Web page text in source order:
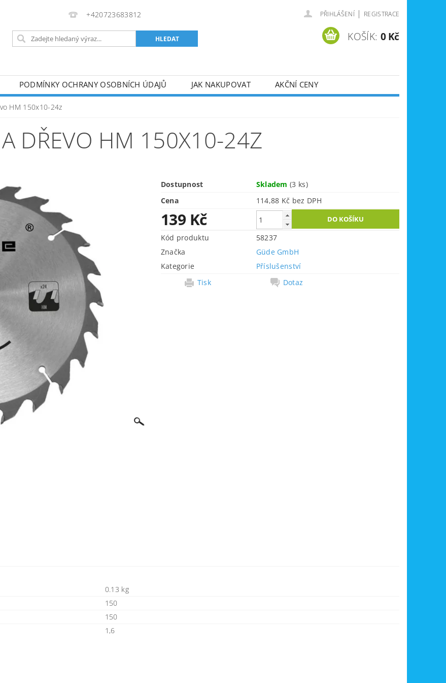
+420723683812 PŘIHLÁŠENÍ | REGISTRACE
KOŠÍK: 0 Kč
PODMÍNKY OCHRANY OSOBNÍCH ÚDAJŮ JAK NAKUPOVAT
AKČNÍ CENY
AKUMULÁTOROVÉ NÁŘADÍ
RUČNÍ NÁŘADÍ AKU NÁŘADÍ STAVEBNÍ STROJE
ÚKLIDOVÁ TECHNIKA
HM 150x10-24z
DŘEVO HM 150X10-24Z
Dostupnost Skladem(3 ks)
Cena
114,88 Kč bez DPH
139 Kč
Kód produktu
58237
Značka
Güde GmbH
Kategorie
Příslušenství
Tisk
Dotaz
0.13 kg
150
150
1,6